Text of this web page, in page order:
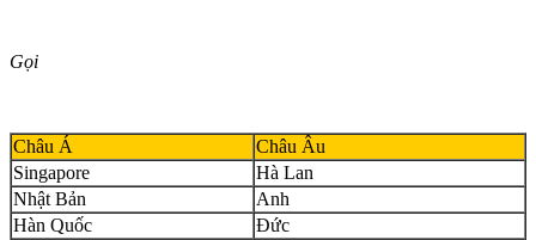
Gọi
Châu Á
Châu Âu
Singapore
Hà Lan
Nhật Bản
Anh
Hàn Quốc
Đức